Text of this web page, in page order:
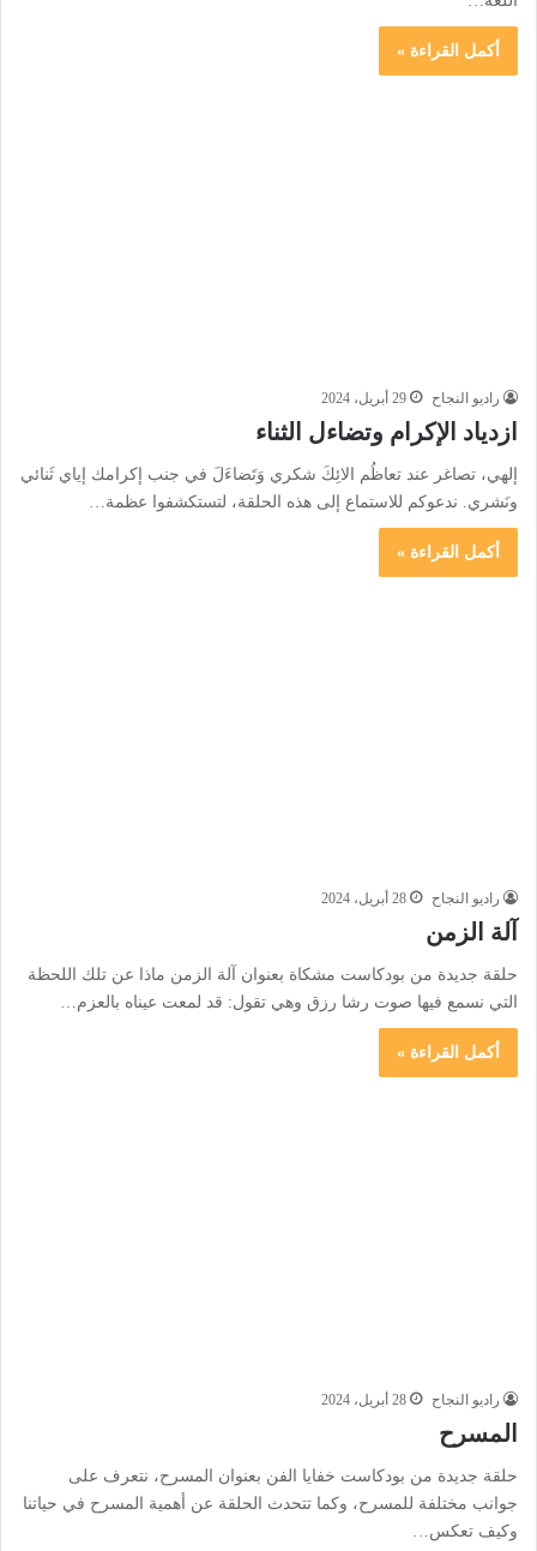
أكمل القراءة »
راديو النجاح 29 أبريل، 2024
ازدياد الإكرام وتضاءل الثناء
إلهي، تصاغر عند تعاظُم الائِكَ شكري وَتَضاءَلَ في جنب إكرامك إياي ثَنائي
ونَشري. ندعوكم للاستماع إلى هذه الحلقة، لتستكشفوا عظمة…
أكمل القراءة »
راديو النجاح 28 أبريل، 2024
آلة الزمن
حلقة جديدة من بودكاست مشكاة بعنوان آلة الزمن ماذا عن تلك اللحظة
التي نسمع فيها صوت رشا رزق وهي تقول: قد لمعت عيناه بالعزم…
أكمل القراءة »
راديو النجاح 28 أبريل، 2024
المسرح
حلقة جديدة من بودكاست خفايا الفن بعنوان المسرح، نتعرف على
جوانب مختلفة للمسرح، وكما تتحدث الحلقة عن أهمية المسرح في حياتنا
وكيف تعكس…